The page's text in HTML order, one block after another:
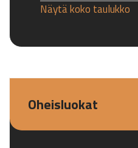
Näytä koko taulukko
Oheisluokat